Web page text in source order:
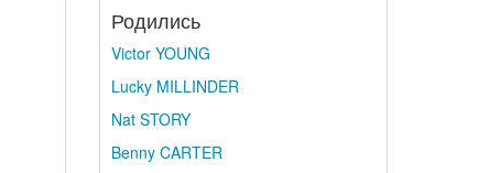
Родились
Victor YOUNG
Lucky MILLINDER
Nat STORY
Benny CARTER